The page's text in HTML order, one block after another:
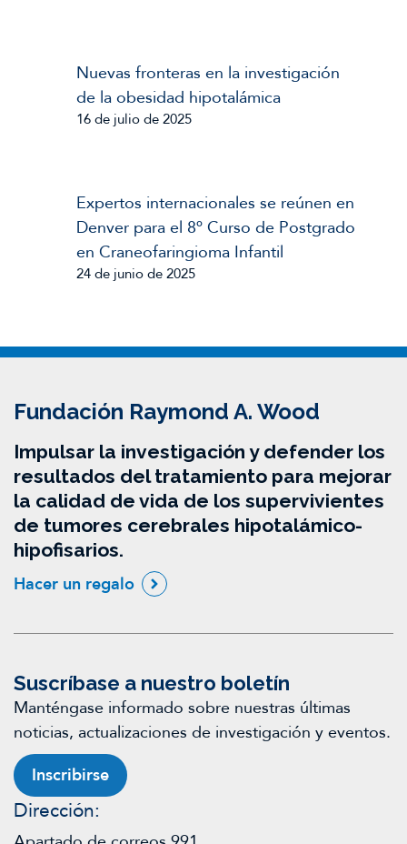
Nuevas fronteras en la investigación
de la obesidad hipotalámica
16 de julio de 2025
Expertos internacionales se reúnen en
Denver para el 8º Curso de Postgrado
en Craneofaringioma Infantil
24 de junio de 2025
Fundación Raymond A. Wood
Impulsar la investigación y defender los
resultados del tratamiento para mejorar
la calidad de vida de los supervivientes
de tumores cerebrales hipotalámico-
hipofisarios.
Hacer un regalo
Suscríbase a nuestro boletín
Manténgase informado sobre nuestras últimas
noticias, actualizaciones de investigación y eventos.
Inscribirse
Dirección: